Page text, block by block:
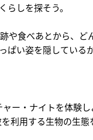
らしを探そう。
や食べあとから、ど
い姿を隠している
ー・ナイトを体験
利用する生物の生